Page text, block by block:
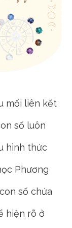
mối liên kết
số luôn
hình thức
Phương
số chứa
hiện rõ ở